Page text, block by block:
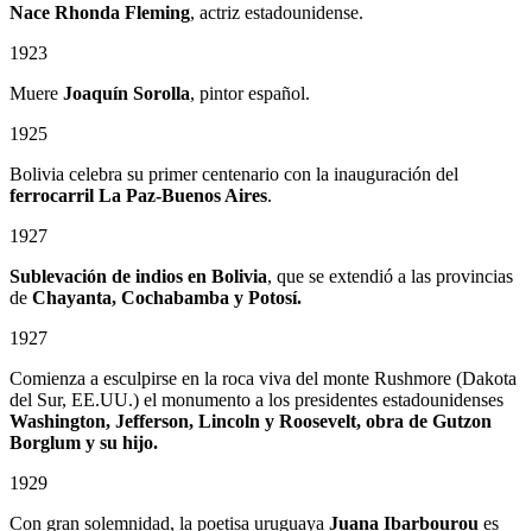
Nace Rhonda Fleming, actriz estadounidense.
1923
Muere Joaquín Sorolla, pintor español.
1925
Bolivia celebra su primer centenario con la inauguración del
ferrocarril La Paz-Buenos Aires.
1927
Sublevación de indios en Bolivia, que se extendió a las provincias
de Chayanta, Cochabamba y Potosí.
1927
Comienza a esculpirse en la roca viva del monte Rushmore (Dakota
del Sur, EE.UU.) el monumento a los presidentes estadounidenses
Washington, Jefferson, Lincoln y Roosevelt, obra de Gutzon
Borglum y su hijo.
1929
Con gran solemnidad, la poetisa uruguaya Juana Ibarbourou es